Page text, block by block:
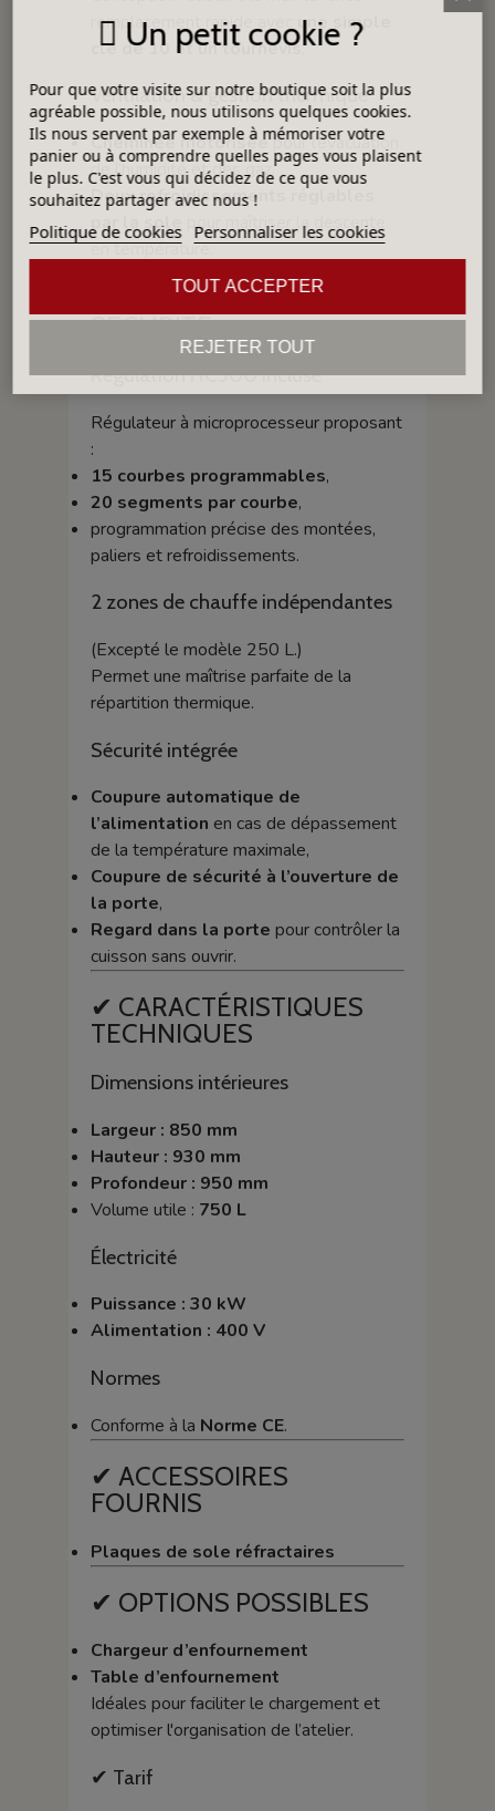
remplacement rapide avec
une simple
clé de 10 et un tournevis.
Ventilation & gestion thermique
Cheminée motoriséepour l’évacuation
de l’humidité et des gaz,
Deux refroidissements réglables
par la sole
pour maîtriser la descente
en température.
✔ RÉGULATION &
SÉCURITÉ
Régulation HC500 incluse
Régulateur à microprocesseur proposant
:
15 courbes programmables,
20 segments par courbe,
programmation précise des montées,
paliers et refroidissements.
2 zones de chauffe indépendantes
(Excepté le modèle 250 L.)
Permet une maîtrise parfaite de la
répartition thermique.
Sécurité intégrée
Coupure automatique de
l’alimentation en cas de dépassement
de la température maximale,
Coupure de sécurité à l’ouverture de
la porte,
Regard dans la porte pour contrôler la
cuisson sans ouvrir.
✔ CARACTÉRISTIQUES
TECHNIQUES
Dimensions intérieures
Largeur : 850 mm
Hauteur : 930 mm
Profondeur : 950 mm
Volume utile : 750 L
Électricité
Puissance : 30 kW
Alimentation : 400 V
Normes
Conforme à la Norme CE.
✔ ACCESSOIRES
FOURNIS
Plaques de sole réfractaires
✔ OPTIONS POSSIBLES
Chargeur d’enfournement
Table d’enfournement
Idéales pour faciliter le chargement et
optimiser l'organisation de l’atelier.
✔ Tarif
Un petit cookie ?
Pour que votre visite sur notre boutique soit la plus
agréable possible, nous utilisons quelques cookies.
Ils nous servent par exemple à mémoriser votre
panier ou à comprendre quelles pages vous plaisent
le plus. C'est vous qui décidez de ce que vous
souhaitez partager avec nous !
Politique de cookies Personnaliser les cookies
REJETER TOUT
TOUT ACCEPTER